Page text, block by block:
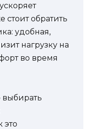
стоит обратить
удобная,
нагрузку на
во время
это